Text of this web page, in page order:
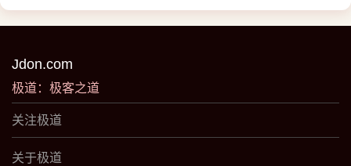
Jdon.com
极道：极客之道
关注极道
关于极道